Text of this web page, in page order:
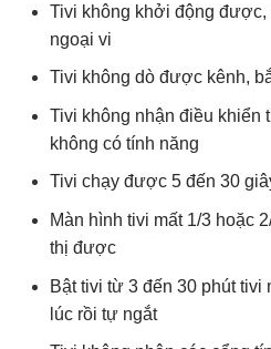
Tivi không khởi động được,
ngoại vi
Tivi không dò được kênh,
Tivi không nhận điều khiển
không có tính năng
Tivi chạy được 5 đến 30
Màn hình tivi mất 1/3 hoặc
thị được
Bật tivi từ 3 đến 30 phút tivi
lúc rồi tự ngắt